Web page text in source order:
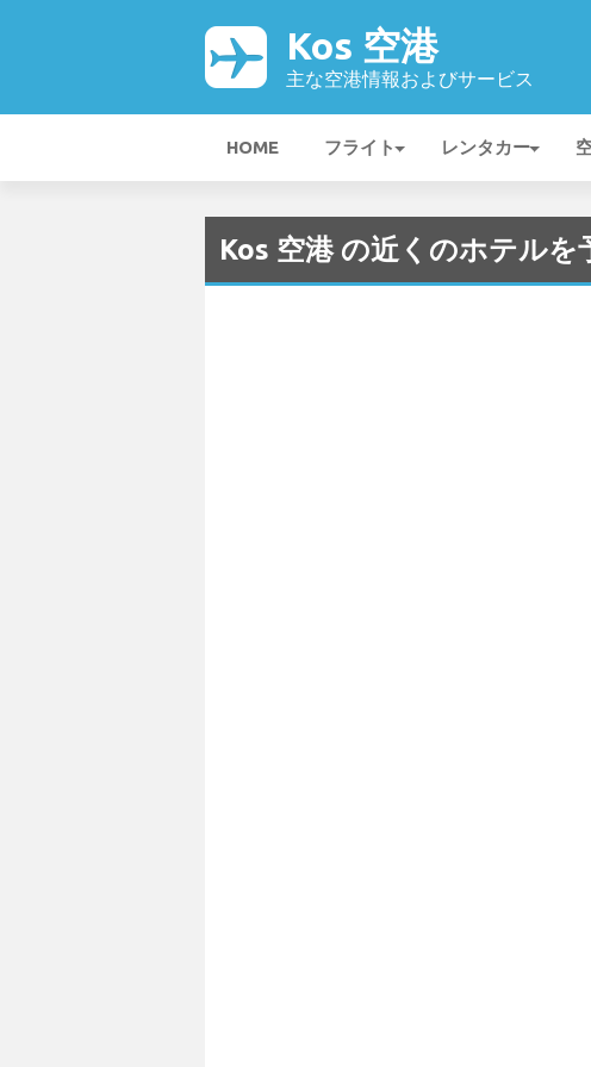
Kos 空港
主な空港情報およびサービス
HOME フライト レンタカー
Kos 空港 の近くのホテルを